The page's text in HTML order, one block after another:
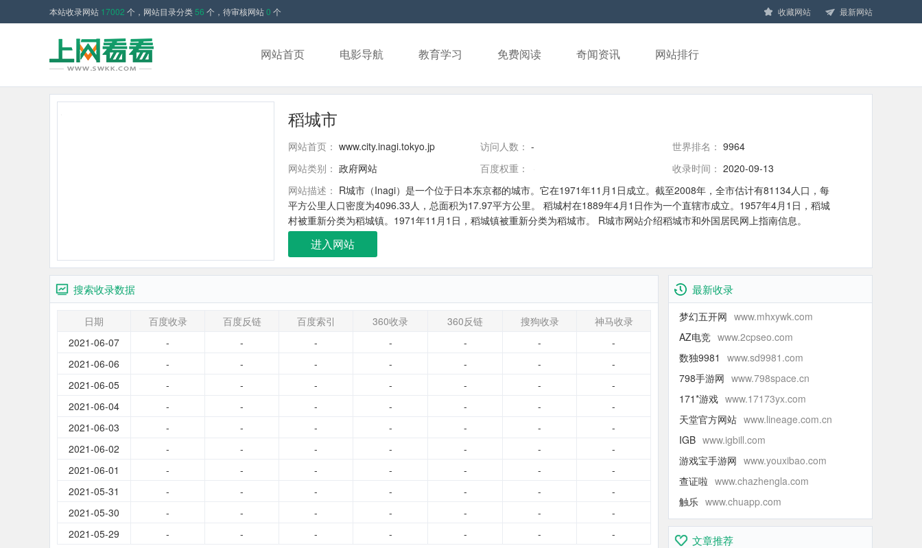
本站收录网站 17002 个，网站目录分类56 个，待审核网站0 个 收藏网站 最新网站
网站首页 电影导航 教育学习 免费阅读 奇闻资讯 网站排行
稻城市
网站首页： www.city.inagi.tokyo.jp 访问人数： - 世界排名： 9964
网站类别： 政府网站 百度权重： 收录时间： 2020-09-13
网站描述： R城市（Inagi）是一个位于日本东京都的城市。它在1971年11月1日成立。截至2008年，全市估计有81134人口，每
平方公里人口密度为4096.33人，总面积为17.97平方公里。 稻城村在1889年4月1日作为一个直辖市成立。1957年4月1日，稻城
村被重新分类为稻城镇。1971年11月1日，稻城镇被重新分类为稻城市。 R城市网站介绍稻城市和外国居民网上指南信息。
进入网站
搜索收录数据
日期 百度收录 百度反链 百度索引 360收录 360反链 搜狗收录
神马收录
2021-06-07
- - - - - -
-
2021-06-06
- - - - - -
-
2021-06-05
- - - - - -
-
2021-06-04
- - - - - -
-
2021-06-03
- - - - - -
-
2021-06-02
- - - - - -
-
2021-06-01
- - - - - -
-
2021-05-31
- - - - - -
-
2021-05-30
- - - - - -
-
2021-05-29
- - - - - - -
最新收录
梦幻五开网 www.mhxywk.com
AZ电竞 www.2cpseo.com
数独9981
www.sd9981.com
798手游网 www.798space.cn
171*游戏 www.17173yx.com
天堂官方网站 www.lineage.com.cn
IGB www.igbill.com
游戏宝手游网 www.youxibao.com
查证啦 www.chazhengla.com
触乐 www.chuapp.com
文章推荐